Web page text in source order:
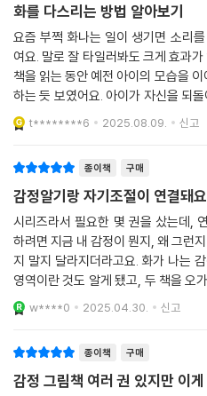
화를 다스리는 방법 알아보기
요즘 부쩍 화나는 일이 생기면 소리
여요. 말로 잘 타일러봐도 크게 효과
책을 읽는 동안 예전 아이의 모습을
하는 듯 보였어요. 아이가 자신을 되
니다.t********6 2025.08.09. 신고
종이책 구매
감정알기랑 자기조절이 연결돼요
시리즈라서 필요한 몇 권을 샀는데,
하려면 지금 내 감정이 뭔지, 왜 그런
지 말지 달라지더라고요. 화가 나는
영역이란 것도 알게 됐고, 두 책을 오
할 얘기가 너무 많아요~
w****0 2025.04.30. 신고
종이책 구매
감정 그림책 여러 권 있지만 이